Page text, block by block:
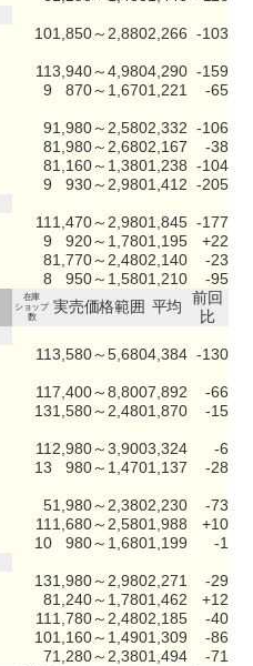
101,850～2,8802,266 -103
113,940～4,9804,290 -159
9 870～1,6701,221
-65
91,980～2,5802,332 -106
81,980～2,6802,167
-38
81,160～1,3801,238 -104
9 930～2,9801,412 -205
11 1,470～2,9801,845 -177
9 920～1,7801,195
+22
81,770～2,4802,140
-23
8 950～1,5801,210
-95
在庫
ショップ
数
実売価格範囲 平均
前回
比
113,580～5,6804,384 -130
117,400～8,8007,892
-66
131,580～2,4801,870
-15
11 2,980～3,9003,324
-6
13 980～1,4701,137
-28
51,980～2,3802,230
-73
11 1,680～2,5801,988
+10
10 980～1,6801,199
-1
131,980～2,9802,271
-29
81,240～1,7801,462
+12
11 1,780～2,4802,185
-40
101,160～1,4901,309
-86
71,280～2,3801,494 -71